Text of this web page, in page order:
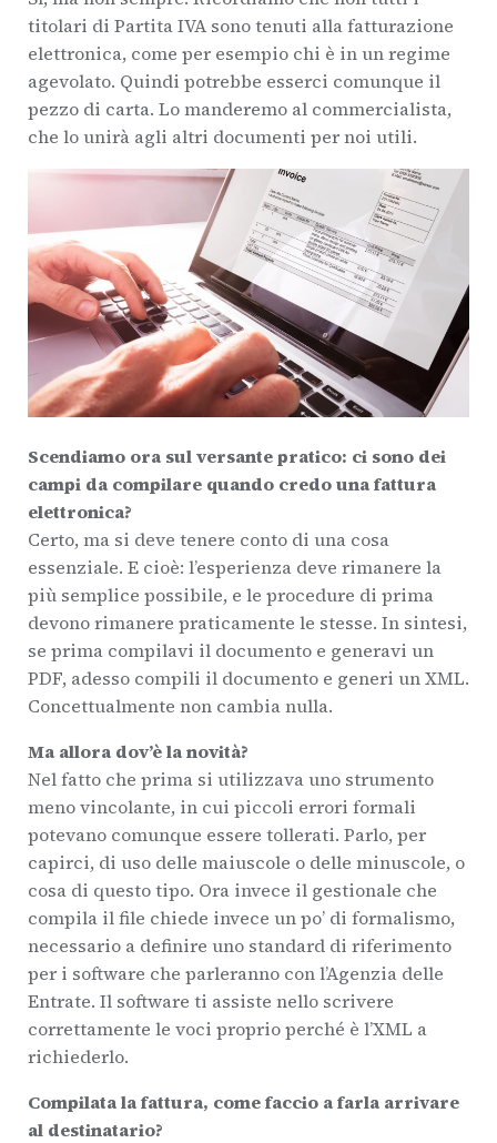
titolari di Partita IVA sono tenuti alla fatturazione
elettronica, come per esempio chi è in un regime
agevolato. Quindi potrebbe esserci comunque il
pezzo di carta. Lo manderemo al commercialista,
che lo unirà agli altri documenti per noi utili.
Scendiamo ora sul versante pratico: ci sono dei
campi da compilare quando credo una fattura
elettronica?
Certo, ma si deve tenere conto di una cosa
essenziale. E cioè: l’esperienza deve rimanere la
più semplice possibile, e le procedure di prima
devono rimanere praticamente le stesse. In sintesi,
se prima compilavi il documento e generavi un
PDF, adesso compili il documento e generi un XML.
Concettualmente non cambia nulla.
Ma allora dov’è la novità?
Nel fatto che prima si utilizzava uno strumento
meno vincolante, in cui piccoli errori formali
potevano comunque essere tollerati. Parlo, per
capirci, di uso delle maiuscole o delle minuscole, o
cosa di questo tipo. Ora invece il gestionale che
compila il file chiede invece un po’ di formalismo,
necessario a definire uno standard di riferimento
per i software che parleranno con l’Agenzia delle
Entrate. Il software ti assiste nello scrivere
correttamente le voci proprio perché è l’XML a
richiederlo.
Compilata la fattura, come faccio a farla arrivare
al destinatario?